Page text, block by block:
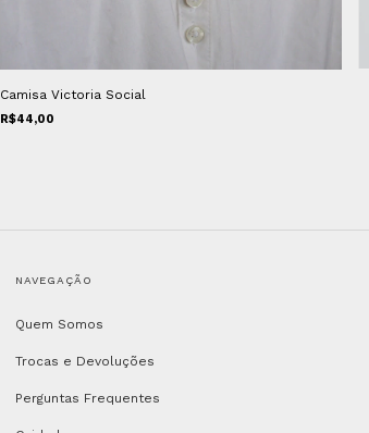
Camisa Victoria Social
R$44,00
NAVEGAÇÃO
Quem Somos
Trocas e Devoluções
Perguntas Frequentes